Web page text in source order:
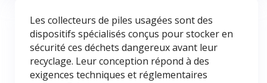
Les collecteurs de piles usagées sont des
dispositifs spécialisés conçus pour stocker en
sécurité ces déchets dangereux avant leur
recyclage. Leur conception répond à des
exigences techniques et réglementaires